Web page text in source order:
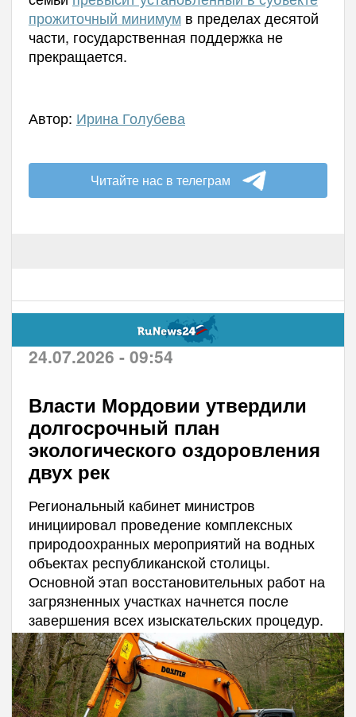
прожиточный минимумв пределах десятой
части, государственная поддержка не
прекращается.
Автор: Ирина Голубева
Читайте нас в телеграм
24.07.2026 - 09:54
Власти Мордовии утвердили
долгосрочный план
экологического оздоровления
двух рек
Региональный кабинет министров
инициировал проведение комплексных
природоохранных мероприятий на водных
объектах республиканской столицы.
Основной этап восстановительных работ на
загрязненных участках начнется после
завершения всех изыскательских процедур.